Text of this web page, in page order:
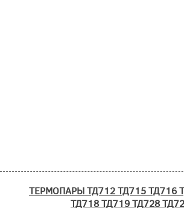
ТЕРМОПАРЫ ТД712 ТД715 ТД716
ТД718 ТД719 ТД728